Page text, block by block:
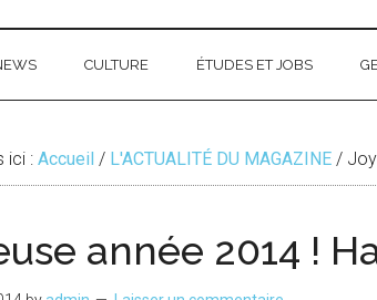
CULTURE ÉTUDES ET JOBS
ici : Accueil / L'ACTUALITÉ DU MAGAZINE /
année 2014 !